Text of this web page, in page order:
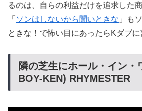
るのは、自らの利益だけを追求した
「 ソンはしないから聞いときな 」も
ときな！で怖い目にあったらKダブに
隣の芝生にホール・イン・
BOY-KEN) RHYMESTER